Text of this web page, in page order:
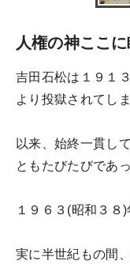
人権の神ここ
吉田石松は１９１
より投獄されてしま
以来、始終一貫し
ともたびたびであっ
１９６３(昭和３８
実に半世紀もの間